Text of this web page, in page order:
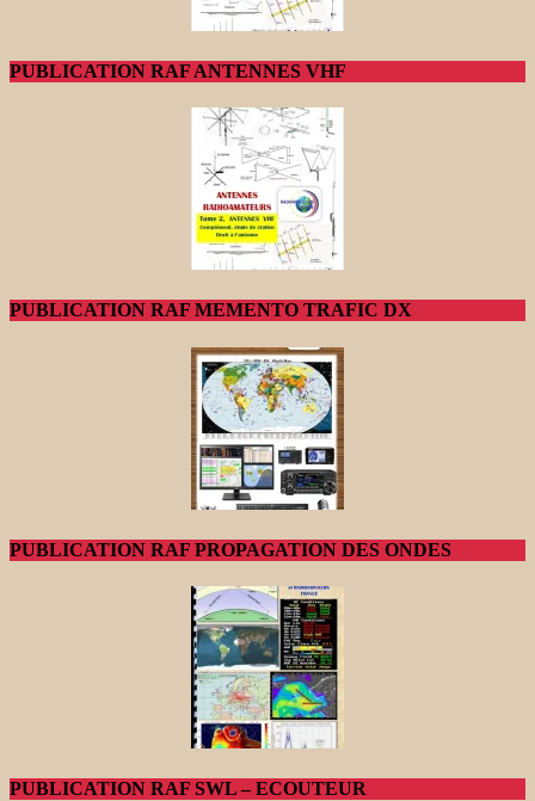
PUBLICATION RAF ANTENNES VHF
PUBLICATION RAF MEMENTO TRAFIC DX
PUBLICATION RAF PROPAGATION DES ONDES
PUBLICATION RAF SWL – ECOUTEUR